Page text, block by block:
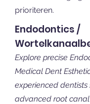
prioriteren.
Endodontics /
Explore precise
Medical Dent
experienced dentists
advanced root